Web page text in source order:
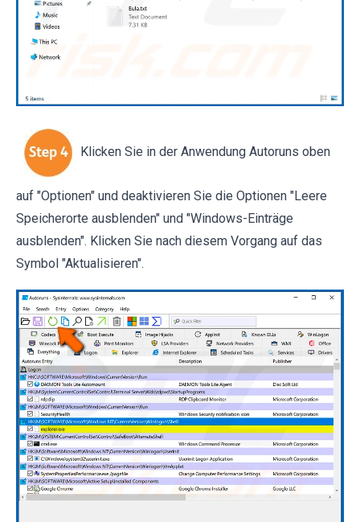
Klicken Sie in der Anwendung Autoruns oben
auf "Optionen" und deaktivieren Sie die Optionen "Leere
Speicherorte ausblenden" und "Windows-Einträge
ausblenden". Klicken Sie nach diesem Vorgang auf das
Symbol "Aktualisieren".